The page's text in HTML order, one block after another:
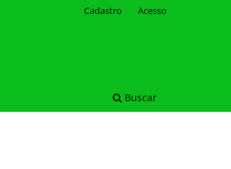
Buscar
Cadastro Acesso